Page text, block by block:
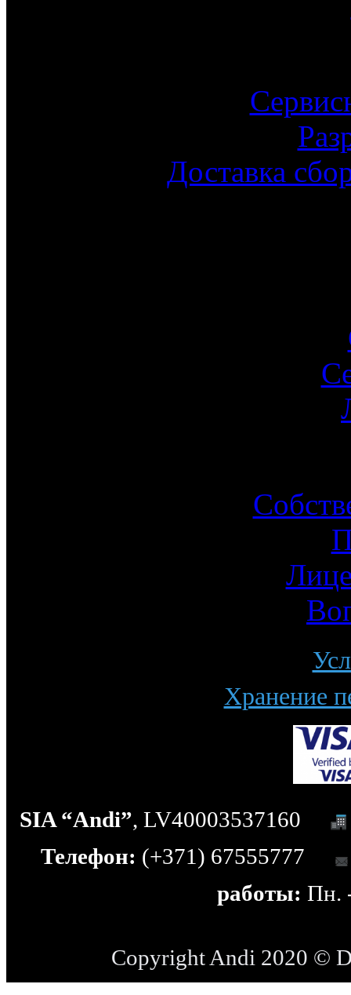
Доставка
Хранение
SIA “Andi”, LV40003537160
Телефон: (+371) 67555777
работы: Пн.
Copyright Andi 2020 ©